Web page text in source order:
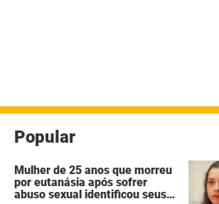
Popular
Mulher de 25 anos que morreu
por eutanásia após sofrer
abuso sexual identificou seus